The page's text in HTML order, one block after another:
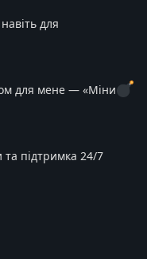
для
для мене — «Міни
та підтримка 24/7